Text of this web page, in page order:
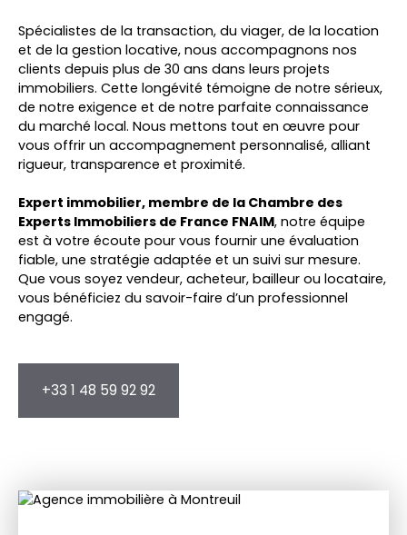
Spécialistes de la transaction, du viager, de la location
et de la gestion locative, nous accompagnons nos
clients depuis plus de 30 ans dans leurs projets
immobiliers. Cette longévité témoigne de notre sérieux,
de notre exigence et de notre parfaite connaissance
du marché local. Nous mettons tout en œuvre pour
vous offrir un accompagnement personnalisé, alliant
rigueur, transparence et proximité.
Expert immobilier, membre de la Chambre des
Experts Immobiliers de France FNAIM, notre équipe
est à votre écoute pour vous fournir une évaluation
fiable, une stratégie adaptée et un suivi sur mesure.
Que vous soyez vendeur, acheteur, bailleur ou locataire,
vous bénéficiez du savoir-faire d’un professionnel
engagé.
+33 1 48 59 92 92